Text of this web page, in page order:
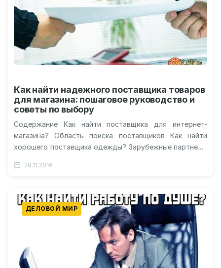
Как найти надежного поставщика товаров
для магазина: пошаговое руководство и
советы по выбору
Содержание Как найти поставщика для интернет-
магазина? Область поиска поставщиков Как найти
хорошего поставщика одежды? Зарубежные партнеры
поставщика для…
28.11.2016
ДЕЛОВОЙ МИР